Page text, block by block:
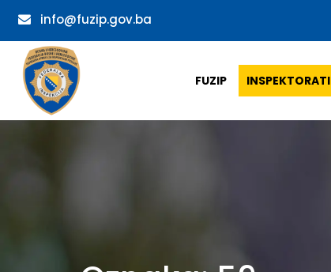
info@fuzip.gov.ba
FUZIP INSPEKTORATI